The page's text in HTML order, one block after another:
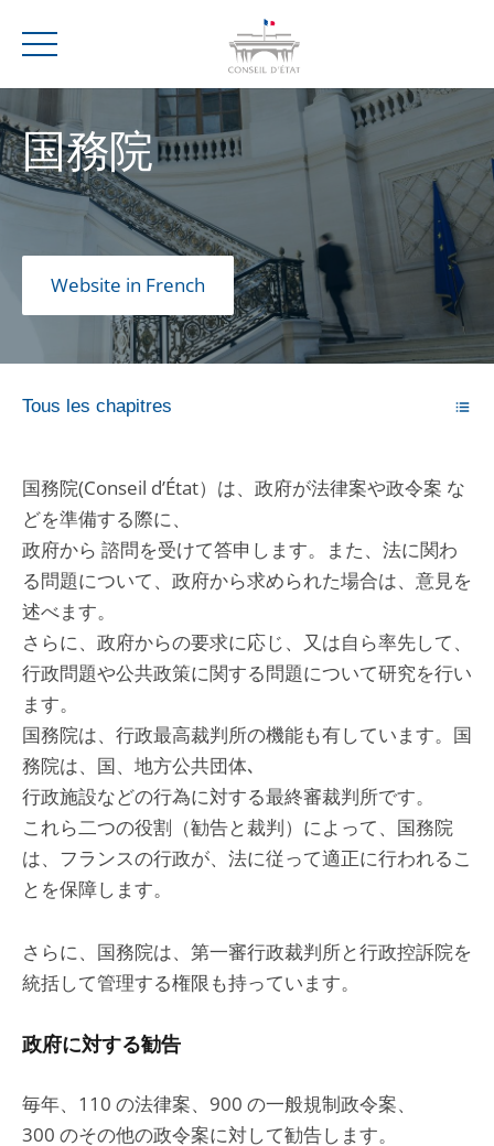
Menu
国務院
Website in French
Tous les chapitres
国務院(Conseil d’État）は、政府が法律案や政令案 な
どを準備する際に、
政府から 諮問を受けて答申します。また、法に関わ
る問題について、政府から求められた場合は、意見を
述べます。
さらに、政府からの要求に応じ、又は自ら率先して、
行政問題や公共政策に関する問題について研究を行い
ます。
国務院は、行政最高裁判所の機能も有しています。国
務院は、国、地方公共団体､
行政施設などの行為に対する最終審裁判所です。
これら二つの役割（勧告と裁判）によって、国務院
は、フランスの行政が、法に従って適正に行われるこ
とを保障します。
さらに、国務院は、第一審行政裁判所と行政控訴院を
統括して管理する権限も持っています。
政府に対する勧告
毎年、110 の法律案、900 の一般規制政令案、
300 のその他の政令案に対して勧告します。